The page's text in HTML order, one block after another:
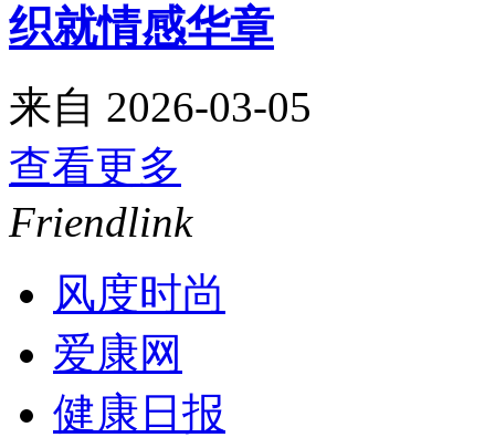
织就情感华章
来自 2026-03-05
查看更多
Friendlink
风度时尚
爱康网
健康日报